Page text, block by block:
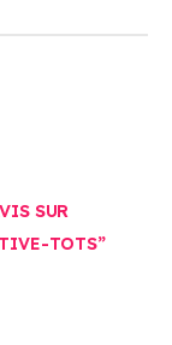
SUR
TOTS”